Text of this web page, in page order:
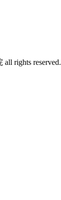
rights reserved.